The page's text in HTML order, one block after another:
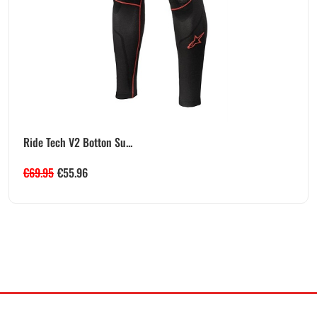
Ride Tech V2 Botton Su...
€69.95 €55.96